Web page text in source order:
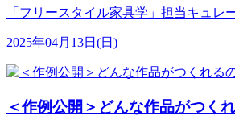
「フリースタイル家具学」担当キュレ
2025年04月13日(日)
＜作例公開＞どんな作品がつく